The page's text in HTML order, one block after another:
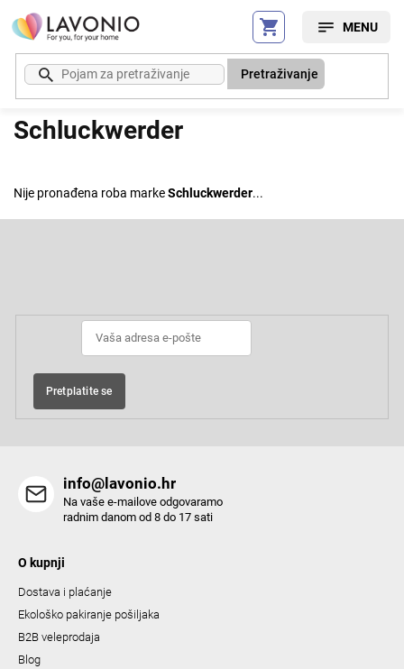
Preskoči
na
sadržaj
Pretraživanje
Schluckwerder
Nije pronađena roba markeSchluckwerder...
Pretplatite se
info@lavonio.hr
Na vaše e-mailove odgovaramo
radnim danom od 8 do 17 sati
O kupnji
Dostava i plaćanje
Ekološko pakiranje pošiljaka
B2B veleprodaja
Blog